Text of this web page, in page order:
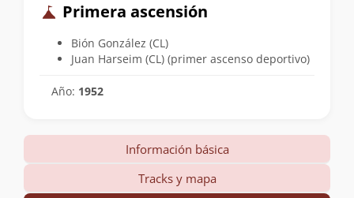
Primera ascensión
Bión González (CL)
Juan Harseim (CL) (primer ascenso deportivo)
Año: 1952
Información básica
Tracks y mapa